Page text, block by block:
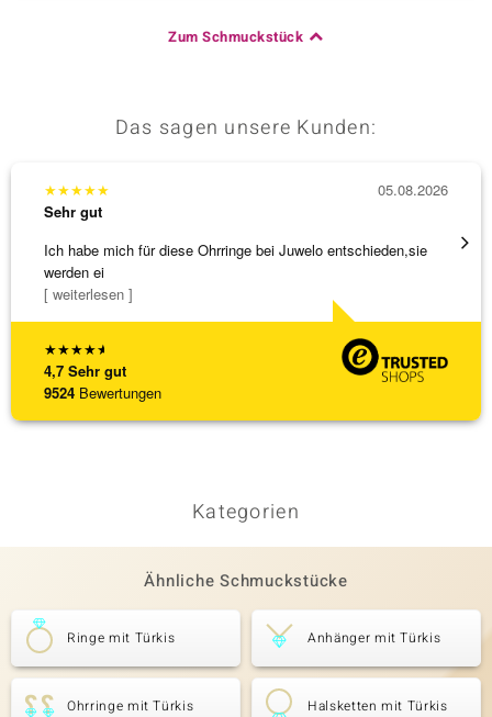
Zum Schmuckstück
Das sagen unsere Kunden:
★★★★★
4,7 Sehr gut
9524 Bewertungen
★★★★★
Sehr gut
Ich habe mich für diese Ohrringe bei Juwelo entschieden,sie
werden ei
[ weiterlesen ]
05.08.2026
Kategorien
Ähnliche Schmuckstücke
Ringe mit Türkis Anhänger mit Türkis
Ohrringe mit Türkis Halsketten mit Türkis